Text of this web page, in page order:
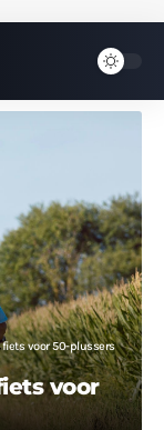
voor 50-plussers
voor